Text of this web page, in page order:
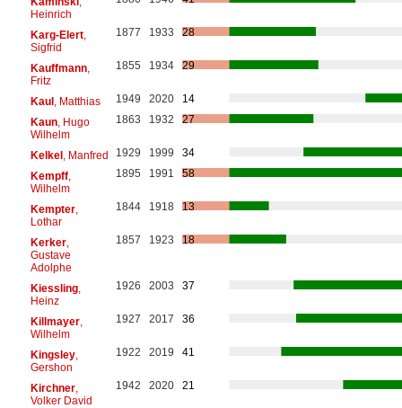
Heinrich
Karg-Elert,
Sigfrid
1877 1933 28
Kauffmann,
Fritz
1855 1934 29
Kaul, Matthias 1949 2020
14
Kaun, Hugo
Wilhelm
1863 1932 27
Kelkel, Manfred 1929 1999
34
Kempff,
Wilhelm
1895 1991 58
Kempter,
Lothar
1844 1918 13
Kerker,
Gustave
Adolphe
1857 1923 18
Kiessling,
Heinz
1926 2003 37
Killmayer,
Wilhelm
1927 2017 36
Kingsley,
Gershon
1922 2019 41
Kirchner,
Volker David
1942 2020 21